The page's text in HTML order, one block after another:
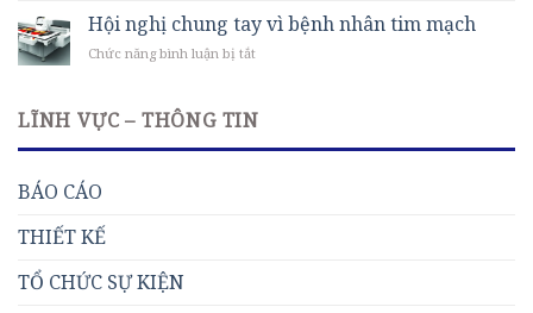
Darmo,
tylko
w
Promocyjnym:
Wszystko,
co
Le
Bandit:
Skarby
Przepowiedni
Hội nghị chung tay vì bệnh nhân tim mạch
Chức năng bình luận bị tắtở
chung
tay
vì
LĨNH VỰC – THÔNG TIN
BÁO CÁO
THIẾT KẾ
TỔ CHỨC SỰ KIỆN